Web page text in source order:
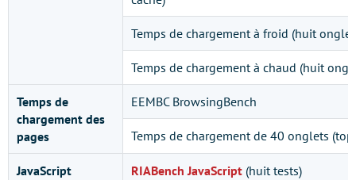
Temps de chargement à froid (huit
Temps de chargement à chaud (huit
Temps de
chargement des
pages
EEMBC BrowsingBench
Temps de chargement de 40 onglets
JavaScript RIABench JavaScript (huit tests)